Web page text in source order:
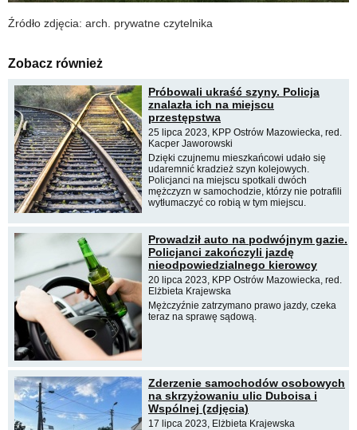
Źródło zdjęcia: arch. prywatne czytelnika
Zobacz również
Próbowali ukraść szyny. Policja
znalazła ich na miejscu
przestępstwa
25 lipca 2023, KPP Ostrów Mazowiecka, red.
Kacper Jaworowski
Dzięki czujnemu mieszkańcowi udało się
udaremnić kradzież szyn kolejowych.
Policjanci na miejscu spotkali dwóch
mężczyzn w samochodzie, którzy nie potrafili
wytłumaczyć co robią w tym miejscu.
Prowadził auto na podwójnym gazie.
Policjanci zakończyli jazdę
nieodpowiedzialnego kierowcy
20 lipca 2023, KPP Ostrów Mazowiecka, red.
Elżbieta Krajewska
Mężczyźnie zatrzymano prawo jazdy, czeka
teraz na sprawę sądową.
Zderzenie samochodów osobowych
na skrzyżowaniu ulic Duboisa i
Wspólnej (zdjęcia)
17 lipca 2023, Elżbieta Krajewska